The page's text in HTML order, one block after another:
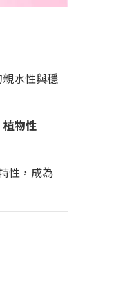
水性與穩
植物性
性，成為